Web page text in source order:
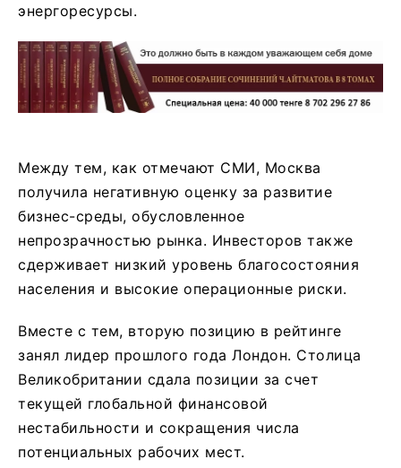
энергоресурсы.
Между тем, как отмечают СМИ, Москва
получила негативную оценку за развитие
бизнес-среды, обусловленное
непрозрачностью рынка. Инвесторов также
сдерживает низкий уровень благосостояния
населения и высокие операционные риски.
Вместе с тем, вторую позицию в рейтинге
занял лидер прошлого года Лондон. Столица
Великобритании сдала позиции за счет
текущей глобальной финансовой
нестабильности и сокращения числа
потенциальных рабочих мест.